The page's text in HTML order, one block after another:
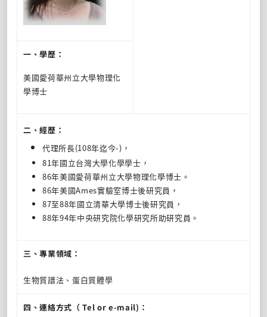
一、學歷：
美國愛荷華州立大學物理化
學博士
二、經歷：
代理所長(108年迄今-)，
81年國立台灣大學化學學士，
86年美國愛荷華州立大學物理化學博士。
86年美國Ames實驗室博士後研究員，
87至88年國立清華大學博士後研究員，
88年94年中央研究院化學研究所助研究員。
三、專業領域：
生物質譜法、蛋白質體學
四、連絡方式（ Tel or e-mail)：